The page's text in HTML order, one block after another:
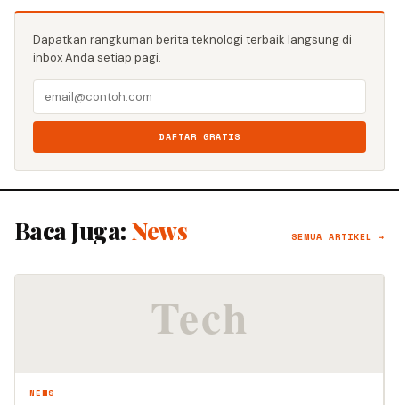
Dapatkan rangkuman berita teknologi terbaik langsung di
inbox Anda setiap pagi.
DAFTAR GRATIS
Baca Juga: News SEMUA ARTIKEL →
NEWS